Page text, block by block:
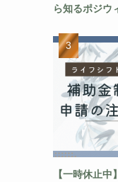
ら知るポジウ
【一時休止